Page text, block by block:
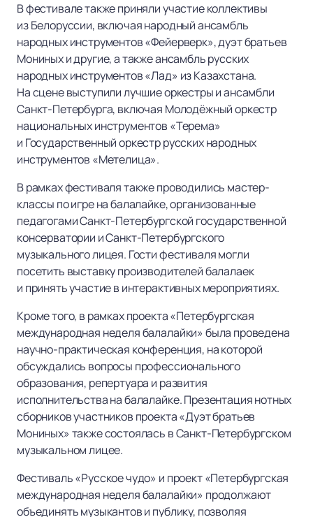
В фестивале также приняли участие коллективы
из Белоруссии, включая народный ансамбль
народных инструментов «Фейерверк», дуэт братьев
Мониных и другие, а также ансамбль русских
народных инструментов «Лад» из Казахстана.
На сцене выступили лучшие оркестры и ансамбли
Санкт-Петербурга, включая Молодёжный оркестр
национальных инструментов «Терема»
и Государственный оркестр русских народных
инструментов «Метелица».
В рамках фестиваля также проводились мастер-
классы по игре на балалайке, организованные
педагогами Санкт-Петербургской государственной
консерватории и Санкт-Петербургского
музыкального лицея. Гости фестиваля могли
посетить выставку производителей балалаек
и принять участие в интерактивных мероприятиях.
Кроме того, в рамках проекта «Петербургская
международная неделя балалайки» была проведена
научно-практическая конференция, на которой
обсуждались вопросы профессионального
образования, репертуара и развития
исполнительства на балалайке. Презентация нотных
сборников участников проекта «Дуэт братьев
Мониных» также состоялась в Санкт-Петербургском
музыкальном лицее.
Фестиваль «Русское чудо» и проект «Петербургская
международная неделя балалайки» продолжают
объединять музыкантов и публику, позволяя